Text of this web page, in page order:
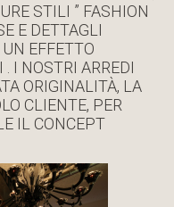
STILI ” FASHION
E DETTAGLI
EFFETTO
I NOSTRI ARREDI
ORIGINALITÀ, LA
CLIENTE, PER
IL CONCEPT